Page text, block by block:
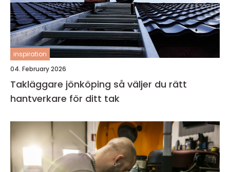
inspiration
04. February 2026
Takläggare jönköping så väljer du rätt
hantverkare för ditt tak